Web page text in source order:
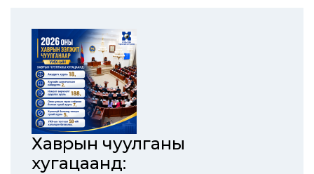
Хаврын чуулганы
хугацаанд: